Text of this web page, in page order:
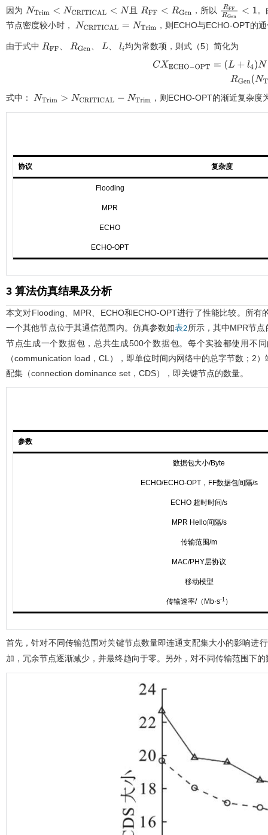
NTr + 1)
因为 NTrim< NCRITICAL<N 且 RFF<RGen ，所以 RFFRG en< 1
。
节点密度较小时，
NCRITICAL =N Trim ，则ECHO与ECHO-OPT的
由于式中 RFF、 RGen、 L 、 li 均为常数项，则式（5） 简化为
C
式中：
NTrim> NCRITICAL-N Trim ，则ECHO-OPT的渐近复杂度
协议 复杂度
Flooding
MPR
ECHO
ECHO-OPT
3 算法仿真结果及分析
本文对Flooding、MPR、ECHO和ECHO-OPT进行了性能比较。所
一个其他节点位于其通信范围内。仿真参数如表2所示，其中MPR节
节点生成一个数据包，总共生成500个数据包。每个实验都使用不
（communication load，CL），即单位时间内网络中的总字节数；2
配集（connection dominance set，CDS），即关键节点的数量。
参数
数据包大小/Byte
ECHO/ECHO-OPT，FF数据包间隔/s
ECHO 超时时间/s
MPR Hello间隔/s
传输范围/m
MAC/PHY层协议
移动模型
传输速率/（Mb·s-1）
首先，针对不同传输范围对关键节点数量即连通支配集大小的影响进
加，冗余节点逐渐减少，并最终趋向于零。另外，对不同传输范围下